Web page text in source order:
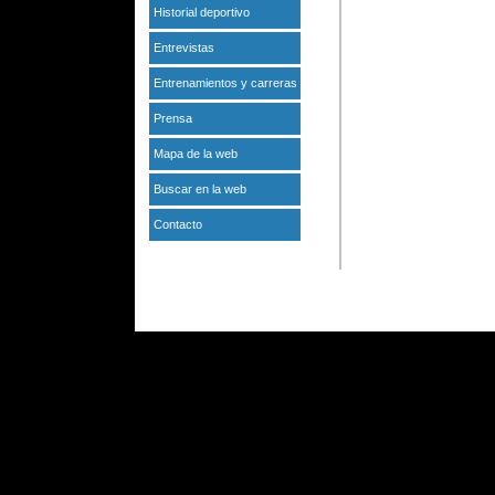
Historial deportivo
Entrevistas
Entrenamientos y carreras
Prensa
Mapa de la web
Buscar en la web
Contacto